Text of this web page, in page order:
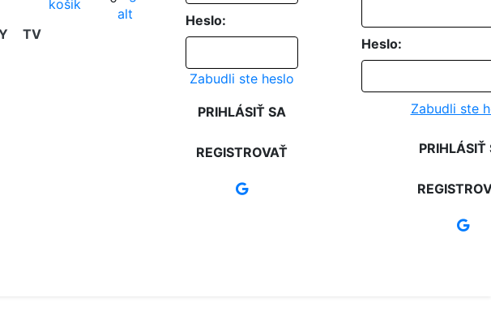
TV
Heslo:
Zabudli ste heslo
PRIHLÁSIŤ SA
REGISTROVAŤ
Heslo:
Zabudli ste
PRIHLÁSIŤ